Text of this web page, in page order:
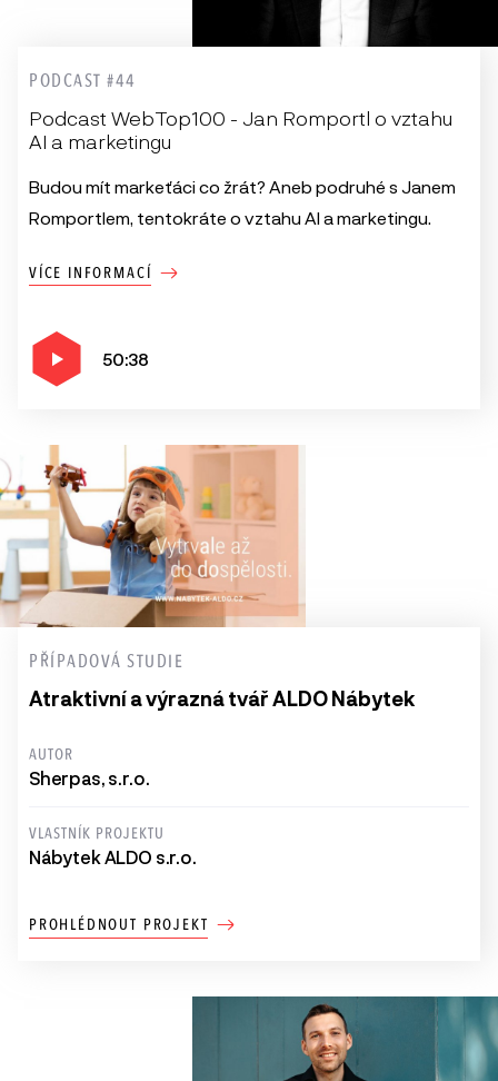
PODCAST #44
Podcast WebTop100 - Jan Romportl o vztahu
AI a marketingu
Budou mít markeťáci co žrát? Aneb podruhé s Janem
Romportlem, tentokráte o vztahu AI a marketingu.
VÍCE INFORMACÍ
50:38
PŘÍPADOVÁ STUDIE
Atraktivní a výrazná tvář ALDO Nábytek
AUTOR
Sherpas, s.r.o.
VLASTNÍK PROJEKTU
Nábytek ALDO s.r.o.
PROHLÉDNOUT PROJEKT